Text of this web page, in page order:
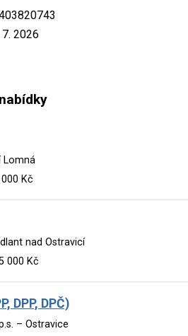
7. 2026
Lomná
Kč
nad Ostravicí
000 Kč
DPP, DPČ)
– Ostravice